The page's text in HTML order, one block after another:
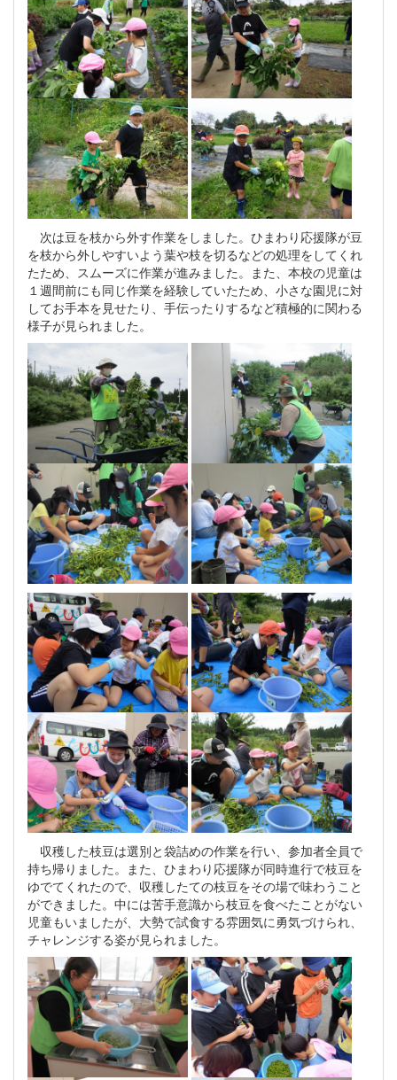
次は豆を枝から外す作業をしました。ひまわり応援隊が豆
を枝から外しやすいよう葉や枝を切るなどの処理をしてくれ
たため、スムーズに作業が進みました。また、本校の児童は
１週間前にも同じ作業を経験していたため、小さな園児に対
してお手本を見せたり、手伝ったりするなど積極的に関わる
様子が見られました。
収穫した枝豆は選別と袋詰めの作業を行い、参加者全員で
持ち帰りました。また、ひまわり応援隊が同時進行で枝豆を
ゆでてくれたので、収穫したての枝豆をその場で味わうこと
ができました。中には苦手意識から枝豆を食べたことがない
児童もいましたが、大勢で試食する雰囲気に勇気づけられ、
チャレンジする姿が見られました。